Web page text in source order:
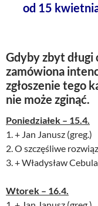
od 15
Gdyby zbyt długi
zamówiona
zgłoszenie tego
nie może zginąć.
Poniedziałek – 15.4.
1. + Jan Janusz (greg.)
2. O szczęśliwe
3. + Władysław
Wtorek – 16.4.